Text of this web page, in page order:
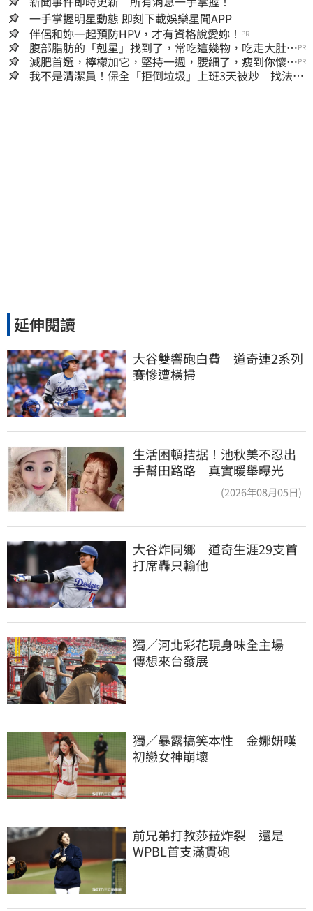
一手掌握明星動態 即刻下載娛樂星聞APP
伴侶和妳一起預防HPV，才有資格說愛妳！ PR
腹部脂肪的「剋星」找到了，常吃這幾物，吃走大肚
囊，瘦出小蠻腰
PR
減肥首選，檸檬加它，堅持一週，腰細了，瘦到你懷疑
人生
PR
我不是清潔員！保全「拒倒垃圾」上班3天被炒 找法院
延伸閱讀
大谷雙響砲白費　道奇連2系列
賽慘遭橫掃
生活困頓拮据！池秋美不忍出
手幫田路路 真實暖舉曝光
(2026年08月05日)
大谷炸同鄉　道奇生涯29支首
打席轟只輸他
獨／河北彩花現身味全主場
傳想來台發展
獨／暴露搞笑本性　金娜妍嘆
初戀女神崩壞
前兄弟打教莎菈炸裂　還是
WPBL首支滿貫砲